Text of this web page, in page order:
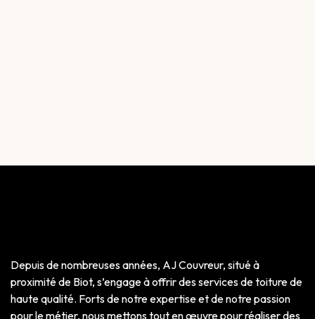
Depuis de nombreuses années, AJ Couvreur, situé à
proximité de Biot, s’engage à offrir des services de toiture de
haute qualité. Forts de notre expertise et de notre passion
pour le métier, nous mettons tout en œuvre pour réaliser des